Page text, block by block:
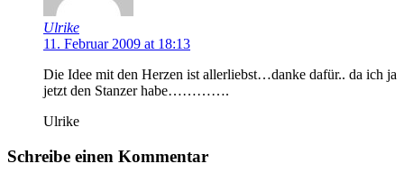
Ulrike
11. Februar 2009 at 18:13
Die Idee mit den Herzen ist allerliebst…danke dafür.. da ich ja
jetzt den Stanzer habe………….
Ulrike
Schreibe einen Kommentar